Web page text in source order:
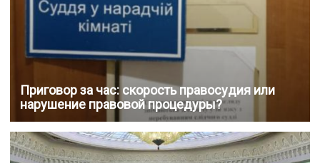
Приговор за час: скорость правосудия или
нарушение правовой процедуры?